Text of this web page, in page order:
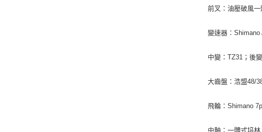
前叉：油壓破風一
變速器：Shimano
中變：TZ31；後
大齒盤：浩盟48/
飛輪：Shimano
中軸：一體式培林